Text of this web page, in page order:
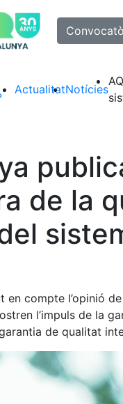
selected
ActualitatNotícies
de la
en compte l’opinió
l’impuls de la
de qualitat